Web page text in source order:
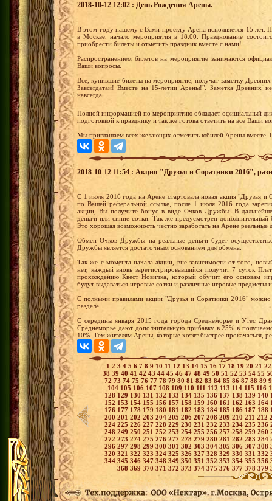
2018-10-12 12:02 : День Рождения Арены.
В этом году нашему с Вами проекту Арена исполняется 15 лет.
в Москве, начало мероприятия в 18:00. Празднование
приобрести билеты и отметить праздник вместе с нами!
Распространением билетов на мероприятие занимаются
Ваши вопросы.
Все, купившие билеты на мероприятие, получат заметку
Завсегдатай! Вместе на 15-летии Арены!". Заметка Древних
навсегда.
Полной информацией по мероприятию обладает официальный
подготовкой к празднику и так же готова ответить на все Ваши
Мы приглашаем всех желающих отметить юбилей Арены вместе.
2018-10-12 11:54 : Акция "Друзья и Соратники 2016",
С 1 июля 2016 года на Арене стартовала новая акция "Друзья и
по Вашей реферальной ссылке, после 1 июля 2016 года
акции, Вы получите бонус в виде Очков Дружбы. В
деньги или синие сотки. Так же предусмотрен
Это хорошая возможность честно заработать на Арене реальные
Обмен Очков Дружбы на реальные деньги будет
Дружбы является достаточным основанием для обмена.
Так же с момента начала акции, вне зависимости от того,
нет, каждый вновь зарегистрировавшийся получит 7 суток
прохождению Квест Новичка, который обучит его основам
будут выдаваться игровые сотки и различные игровые предметы
С полными правилами акции "Друзья и Соратники 2016" можно
разделе.
С середины января 2015 года города Среднеморье и Утес
Среднеморье дают дополнительную прибавку в 25% в
10%. Тем жителям Арены, которые хотят быстрее прокачаться,
1 2 3 4 5 6 7 8 9 10 11 12 13 14 15 16 17 18 19 20 21 22
38 39 40 41 42 43 44 45 46 47 48 49 50 51 52 53 54 55
72 73 74 75 76 77 78 79 80 81 82 83 84 85 86 87 88 89
104 105 106 107 108 109 110 111 112 113 114 115 116
128 129 130 131 132 133 134 135 136 137 138 139 140
152 153 154 155 156 157 158 159 160 161 162 163 164
176 177 178 179 180 181 182 183 184 185 186 187 188
200 201 202 203 204 205 206 207 208 209 210 211 212
224 225 226 227 228 229 230 231 232 233 234 235 236
248 249 250 251 252 253 254 255 256 257258 259 260
272 273 274 275 276 277 278 279 280 281 282 283 284
296 297 298 299 300 301 302 303 304 305 306 307 308
320 321 322 323 324 325 326 327 328 329 330 331 332
344 345 346 347 348 349 350 351 352 353 354 355 356
368 369 370 371 372 373 374 375 376 377 378 379